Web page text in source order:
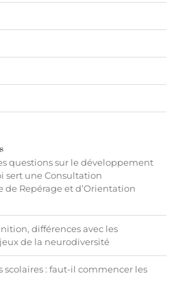
questions sur le développement
sert une Consultation
Repérage et d’Orientation
différences avec les
de la neurodiversité
scolaires : faut-il commencer les